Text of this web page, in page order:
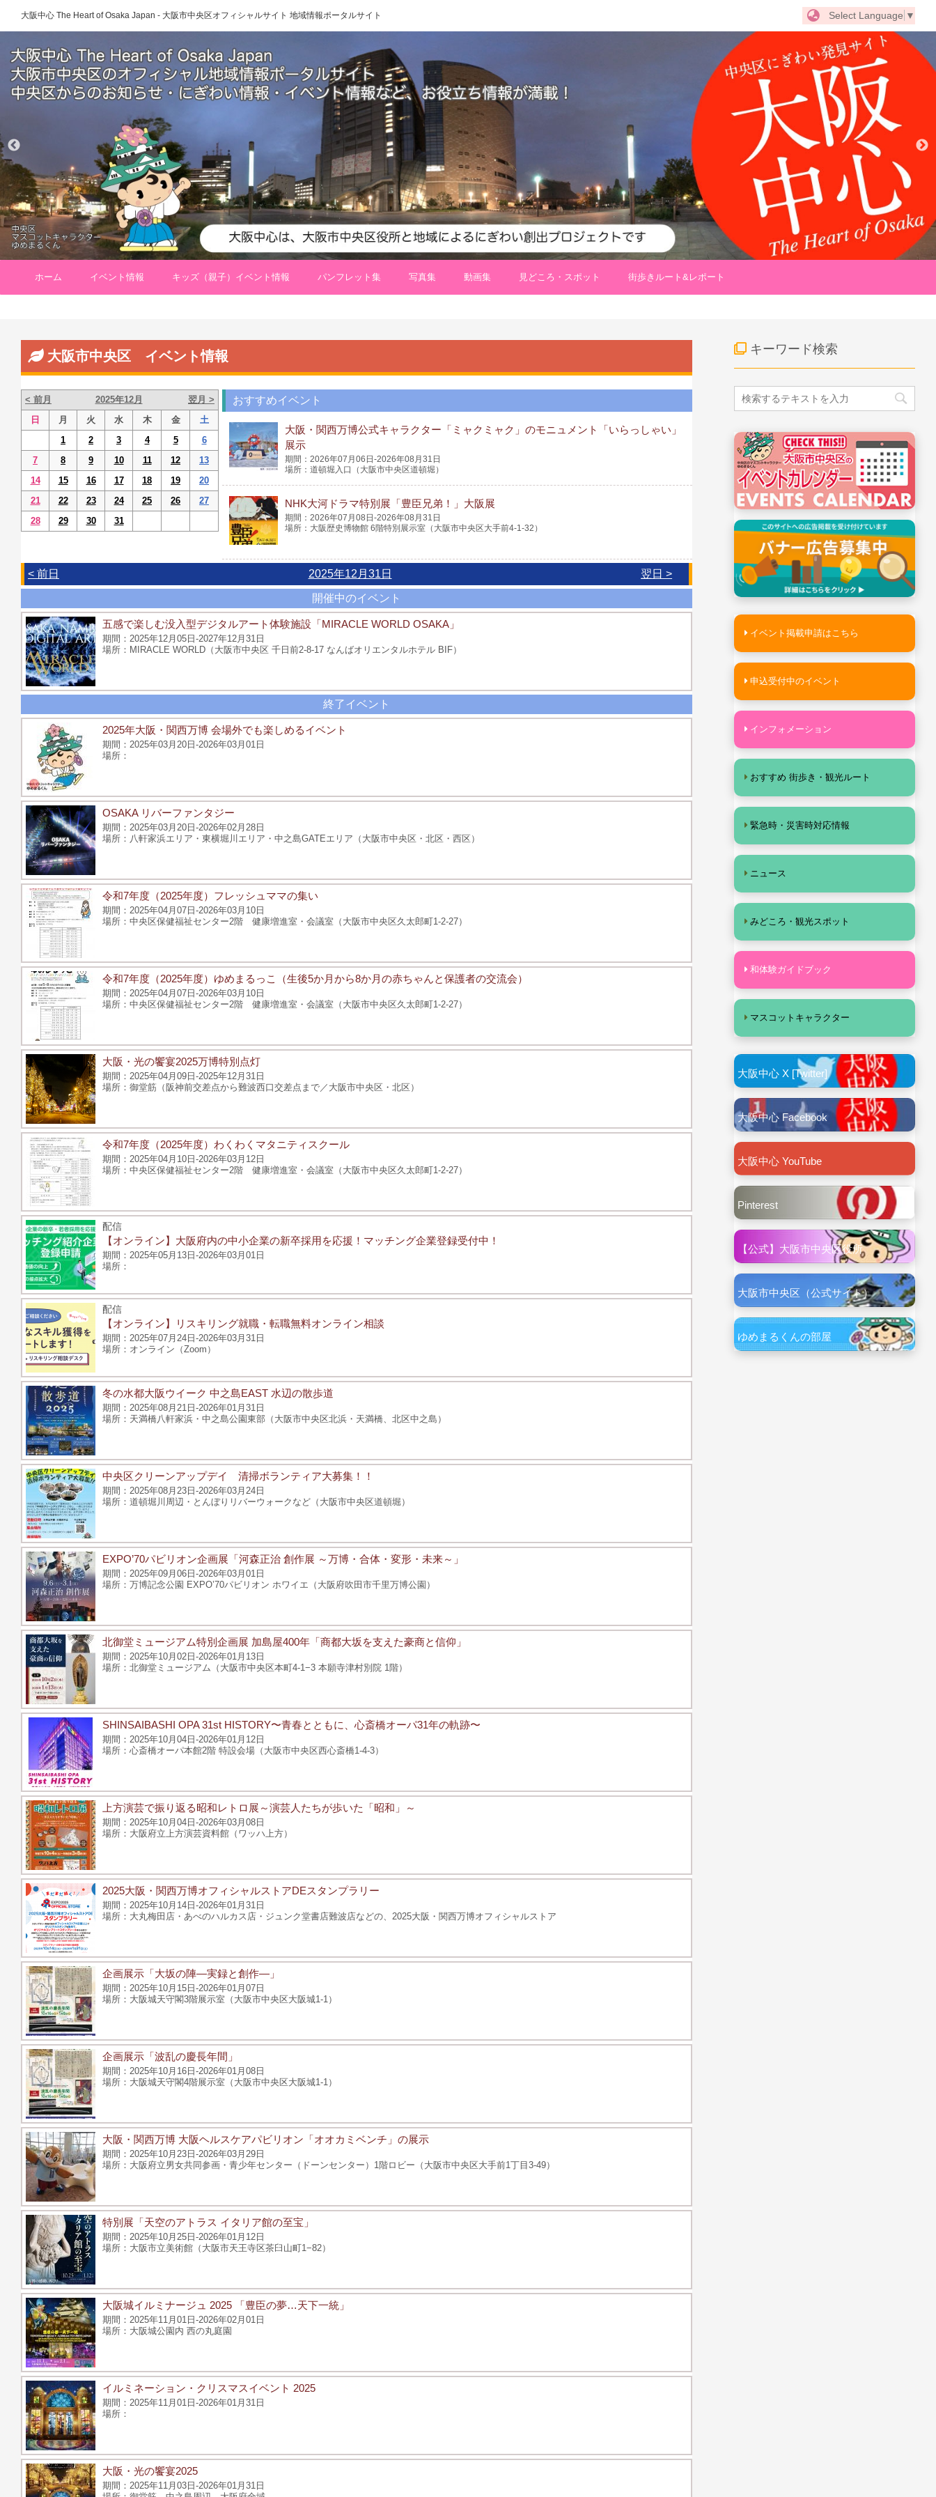
大阪中心 The Heart of Osaka Japan - 大阪市中央区オフィシャルサイト 地域情報ポータルサイト Select Language ▼
ホーム イベント情報 キッズ（親子）イベント情報 パンフレット集 写真集 動画集 見どころ・スポット 街歩きルート&レポート
大阪市中央区 イベント情報
< 前月 2025年12月
翌月 >
日
月 火 水 木 金
土
1
2 3 4 5
6
7
8 9 10 11 12
13
14
15 16 17 18 19
20
21
22 23 24 25 26
27
28
29 30 31
おすすめイベント
大阪・関西万博公式キャラクター「ミャクミャク」のモニュメント「いらっしゃい」
展示
2026年07月06日-2026年08月31日
道頓堀入口（大阪市中央区道頓堀）
NHK大河ドラマ特別展「豊臣兄弟！」大阪展
2026年07月08日-2026年08月31日
大阪歴史博物館 6階特別展示室（大阪市中央区大手前4-1-32）
< 前日 2025年12月31日 翌日 >
開催中のイベント
五感で楽しむ没入型デジタルアート体験施設「MIRACLE WORLD OSAKA」
2025年12月05日-2027年12月31日
MIRACLE WORLD（大阪市中央区 千日前2-8-17 なんばオリエンタルホテル BIF）
終了イベント
2025年大阪・関西万博 会場外でも楽しめるイベント
2025年03月20日-2026年03月01日
OSAKA リバーファンタジー
2025年03月20日-2026年02月28日
八軒家浜エリア・東横堀川エリア・中之島GATEエリア（大阪市中央区・北区・西区）
令和7年度（2025年度）フレッシュママの集い
2025年04月07日-2026年03月10日
中央区保健福祉センター2階 健康増進室・会議室（大阪市中央区久太郎町1-2-27）
令和7年度（2025年度）ゆめまるっこ（生後5か月から8か月の赤ちゃんと保護者の交流会）
2025年04月07日-2026年03月10日
中央区保健福祉センター2階 健康増進室・会議室（大阪市中央区久太郎町1-2-27）
大阪・光の饗宴2025万博特別点灯
2025年04月09日-2025年12月31日
御堂筋（阪神前交差点から難波西口交差点まで／大阪市中央区・北区）
令和7年度（2025年度）わくわくマタニティスクール
2025年04月10日-2026年03月12日
中央区保健福祉センター2階 健康増進室・会議室（大阪市中央区久太郎町1-2-27）
配信
【オンライン】大阪府内の中小企業の新卒採用を応援！マッチング企業登録受付中！
2025年05月13日-2026年03月01日
配信
【オンライン】リスキリング就職・転職無料オンライン相談
2025年07月24日-2026年03月31日
オンライン（Zoom）
冬の水都大阪ウイーク 中之島EAST 水辺の散歩道
2025年08月21日-2026年01月31日
天満橋八軒家浜・中之島公園東部（大阪市中央区北浜・天満橋、北区中之島）
中央区クリーンアップデイ 清掃ボランティア大募集！！
2025年08月23日-2026年03月24日
道頓堀川周辺・とんぼりリバーウォークなど（大阪市中央区道頓堀）
EXPO’70パビリオン企画展「河森正治 創作展 ～万博・合体・変形・未来～」
2025年09月06日-2026年03月01日
万博記念公園 EXPO’70パビリオン ホワイエ（大阪府吹田市千里万博公園）
北御堂ミュージアム特別企画展 加島屋400年「商都大坂を支えた豪商と信仰」
2025年10月02日-2026年01月13日
北御堂ミュージアム（大阪市中央区本町4-1−3 本願寺津村別院 1階）
SHINSAIBASHI OPA 31st HISTORY〜青春とともに、心斎橋オーパ31年の軌跡〜
2025年10月04日-2026年01月12日
心斎橋オーパ本館2階 特設会場（大阪市中央区西心斎橋1-4-3）
上方演芸で振り返る昭和レトロ展～演芸人たちが歩いた「昭和」～
2025年10月04日-2026年03月08日
大阪府立上方演芸資料館（ワッハ上方）
2025大阪・関西万博オフィシャルストアDEスタンプラリー
2025年10月14日-2026年01月31日
大丸梅田店・あべのハルカス店・ジュンク堂書店難波店などの、2025大阪・関西万博オフィシャルストア
企画展示「大坂の陣―実録と創作―」
2025年10月15日-2026年01月07日
大阪城天守閣3階展示室（大阪市中央区大阪城1-1）
企画展示「波乱の慶長年間」
2025年10月16日-2026年01月08日
大阪城天守閣4階展示室（大阪市中央区大阪城1-1）
大阪・関西万博 大阪ヘルスケアパビリオン「オオカミベンチ」の展示
2025年10月23日-2026年03月29日
大阪府立男女共同参画・青少年センター（ドーンセンター）1階ロビー（大阪市中央区大手前1丁目3-49）
特別展「天空のアトラス イタリア館の至宝」
2025年10月25日-2026年01月12日
大阪市立美術館（大阪市天王寺区茶臼山町1−82）
大阪城イルミナージュ 2025 「豊臣の夢…天下一統」
2025年11月01日-2026年02月01日
大阪城公園内 西の丸庭園
イルミネーション・クリスマスイベント 2025
2025年11月01日-2026年01月31日
大阪・光の饗宴2025
2025年11月03日-2026年01月31日
キーワード検索
イベント掲載申請はこちら
申込受付中のイベント
インフォメーション
おすすめ 街歩き・観光ルート
緊急時・災害時対応情報
ニュース
みどころ・観光スポット
和体験ガイドブック
マスコットキャラクター
大阪中心 X [Twitter]
大阪中心 Facebook
大阪中心 YouTube
Pinterest
【公式】大阪市中央区役所
大阪市中央区（公式サイト）
ゆめまるくんの部屋